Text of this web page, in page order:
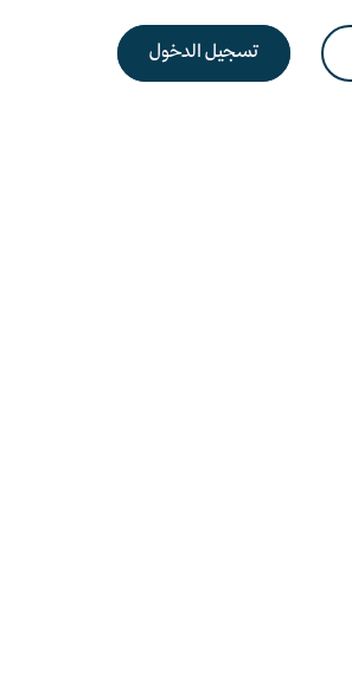
تسجيل الدخول